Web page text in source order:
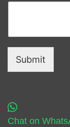
Submit
Chat on